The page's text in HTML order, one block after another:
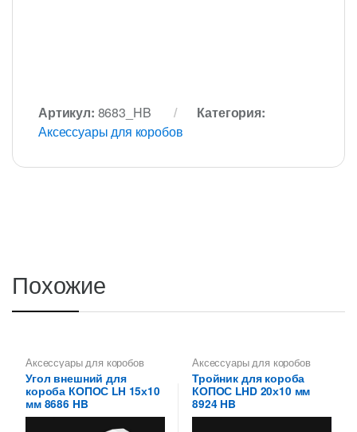
Артикул: 8683_HB
Категория:
Аксессуары для коробов
Похожие
Аксессуары для коробов
Угол внешний для
короба КОПОС LH 15х10
мм 8686 HB
Аксессуары для коробов
Тройник для короба
КОПОС LHD 20х10 мм
8924 HB